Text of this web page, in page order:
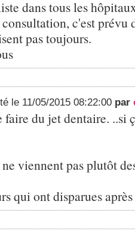
dans tous les
c'est prévu
pas toujours.
le 11/05/2015 08:22:00 par
du jet dentaire. ..si
viennent pas plutôt
qui ont disparues